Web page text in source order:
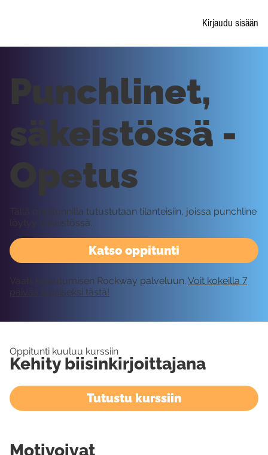
Kirjaudu sisään
Katso oppitunti
Punchlinet,
säkeistössä -
Opetus
Tällä oppitunnilla tutustutaan tilanteisiin, joissa punchline
löytyy säkeistössä.
Vaatii kirjautumisen Rockway palveluun. Voit kokeilla 7
päivää ilmaiseksi tästä!
Oppitunti kuuluu kurssiin
Kehity biisinkirjoittajana
Tutustu kurssiin
Motivoivat